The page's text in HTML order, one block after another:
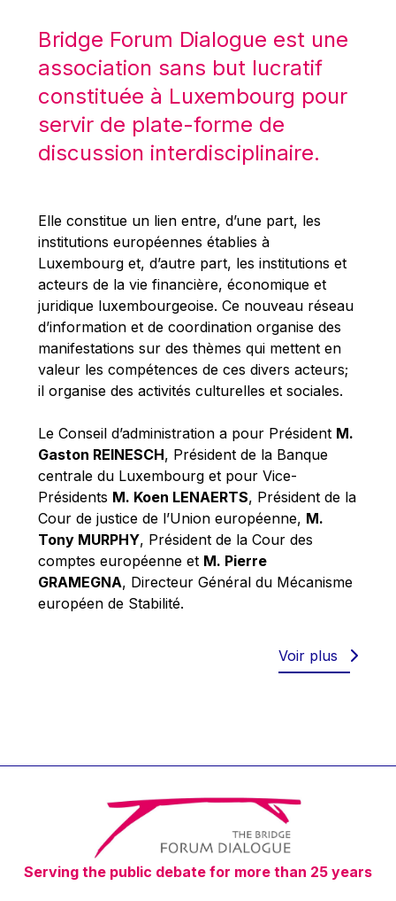
Mario Centeno
Mario Monti
Maroš ŠEFČOVIČ
Martin Bailey
Martine Reicherts
Michael Sohlman
Michel Goedert
Mireille Delmas-Marty
Nobuo Tanaka
Otmar Issing
Paolo Mengozzi
Paschal Donohoe
Pat Cox
Patrizia Nanz
Philippe Maystadt
Pierre Gramegna
Richard Pelly
Robert Goebbels
Robert REYNDERS
Timothy Radcliffe
Vaclav Klaus
Vassilios Skouris
Vítor Manuel da Silva Caldeira
Viviane Reding
Bridge Forum Dialogue est une
association sans but lucratif
constituée à Luxembourg pour
servir de plate-forme de
discussion interdisciplinaire.
Elle constitue un lien entre, d’une part, les
institutions européennes établies à
Luxembourg et, d’autre part, les institutions et
acteurs de la vie financière, économique et
juridique luxembourgeoise. Ce nouveau réseau
d’information et de coordination organise des
manifestations sur des thèmes qui mettent en
valeur les compétences de ces divers acteurs;
il organise des activités culturelles et sociales.
Le Conseil d’administration a pour Président M.
Gaston REINESCH, Président de la Banque
centrale du Luxembourg et pour Vice-
Présidents M. Koen LENAERTS, Président de la
Cour de justice de l’Union européenne, M.
Tony MURPHY, Président de la Cour des
comptes européenne et M. Pierre
GRAMEGNA, Directeur Général du Mécanisme
européen de Stabilité.
Voir plus
Serving the public debate for more than 25 years